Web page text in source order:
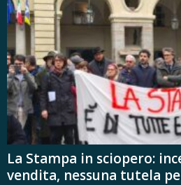
La Stampa in sciopero:
vendita, nessuna tutela